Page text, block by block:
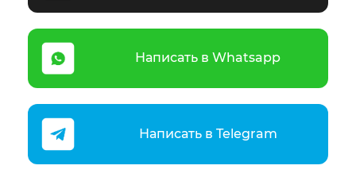
Написать в Whatsapp
Написать в Telegram